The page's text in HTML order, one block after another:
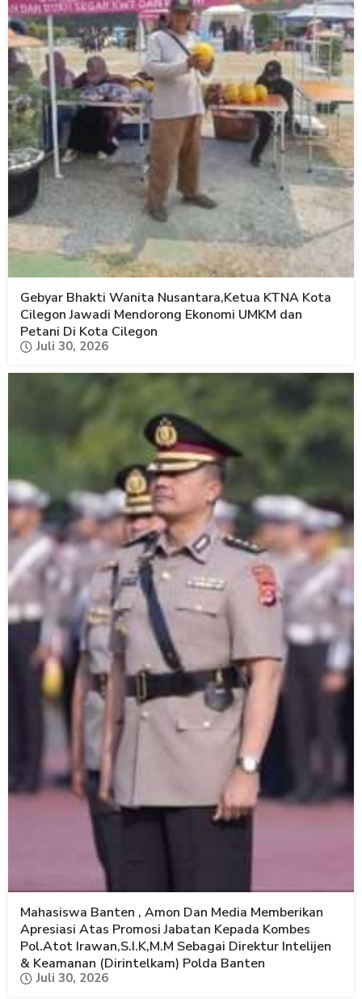
Gebyar Bhakti Wanita Nusantara,Ketua KTNA Kota
Cilegon Jawadi Mendorong Ekonomi UMKM dan
Petani Di Kota Cilegon
Juli 30, 2026
Mahasiswa Banten , Amon Dan Media Memberikan
Apresiasi Atas Promosi Jabatan Kepada Kombes
Pol.Atot Irawan,S.I.K,M.M Sebagai Direktur Intelijen
& Keamanan (Dirintelkam) Polda Banten
Juli 30, 2026